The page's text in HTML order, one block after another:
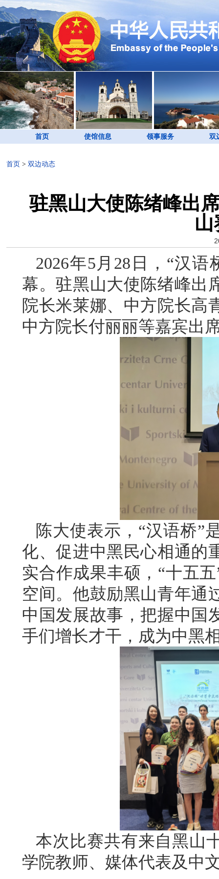
首页 使馆信息 领事服务 双
首页 > 双边动态
驻黑山大使陈绪峰出
山
2026年5月28日，“汉
幕。驻黑山大使陈绪峰出
院长米莱娜、中方院长高
中方院长付丽丽等嘉宾出
陈大使表示，“汉语桥”
化、促进中黑民心相通的
实合作成果丰硕，“十五
空间。他鼓励黑山青年通
中国发展故事，把握中国
手们增长才干，成为中黑
本次比赛共有来自黑山
学院教师、媒体代表及中